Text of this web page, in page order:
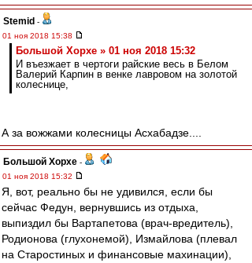
Stemid -
01 ноя 2018 15:38
Большой Хорхе » 01 ноя 2018 15:32
И въезжает в чертоги райские весь в Белом
Валерий Карпин в венке лавровом на золотой
колеснице,
А за вожжами колесницы Асхабадзе....
Большой Хорхе -
01 ноя 2018 15:32
Я, вот, реально бы не удивился, если бы
сейчас Федун, вернувшись из отдыха,
выпиздил бы Вартапетова (врач-вредитель),
Родионова (глухонемой), Измайлова (плевал
на Старостиных и финансовые махинации),